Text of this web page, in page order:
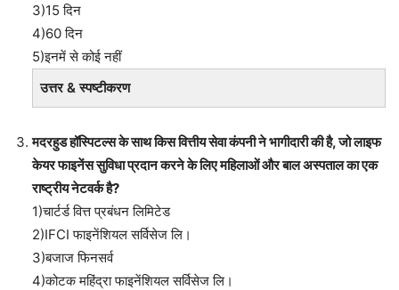
3)15 दिन
4)60 दिन
5)इनमें से कोई नहीं
उत्तर & स्पष्टीकरण
मदरहुड हॉस्पिटल्स के साथ किस वित्तीय सेवा कंपनी ने भागीदारी की है, जो लाइफ
केयर फाइनेंस सुविधा प्रदान करने के लिए महिलाओं और बाल अस्पताल का एक
राष्ट्रीय नेटवर्क है?
1)चार्टर्ड वित्त प्रबंधन लिमिटेड
2)IFCI फाइनेंशियल सर्विसेज लि।
3)बजाज फिनसर्व
4)कोटक महिंद्रा फाइनेंशियल सर्विसेज लि।